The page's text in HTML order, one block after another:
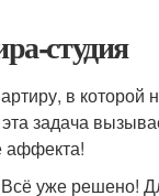
студия
в
задача
аффекта!
уже решено!